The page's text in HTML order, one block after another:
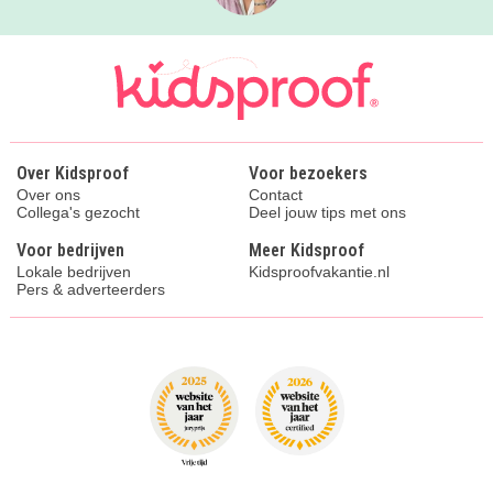
Over Kidsproof
Over ons
Collega's gezocht
Voor bezoekers
Contact
Deel jouw tips met ons
Voor bedrijven
Lokale bedrijven
Pers & adverteerders
Meer Kidsproof
Kidsproofvakantie.nl